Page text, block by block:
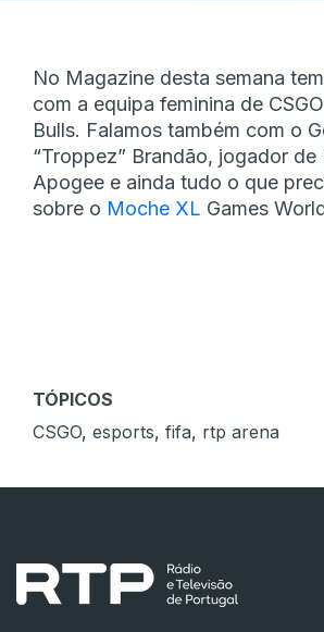
No Magazine desta semana
com a equipa feminina de
Bulls. Falamos também com o
“Troppez” Brandão, jogador de
Apogee e ainda tudo o que
sobre o Moche XL Games
TÓPICOS
CSGO, esports, fifa, rtp arena